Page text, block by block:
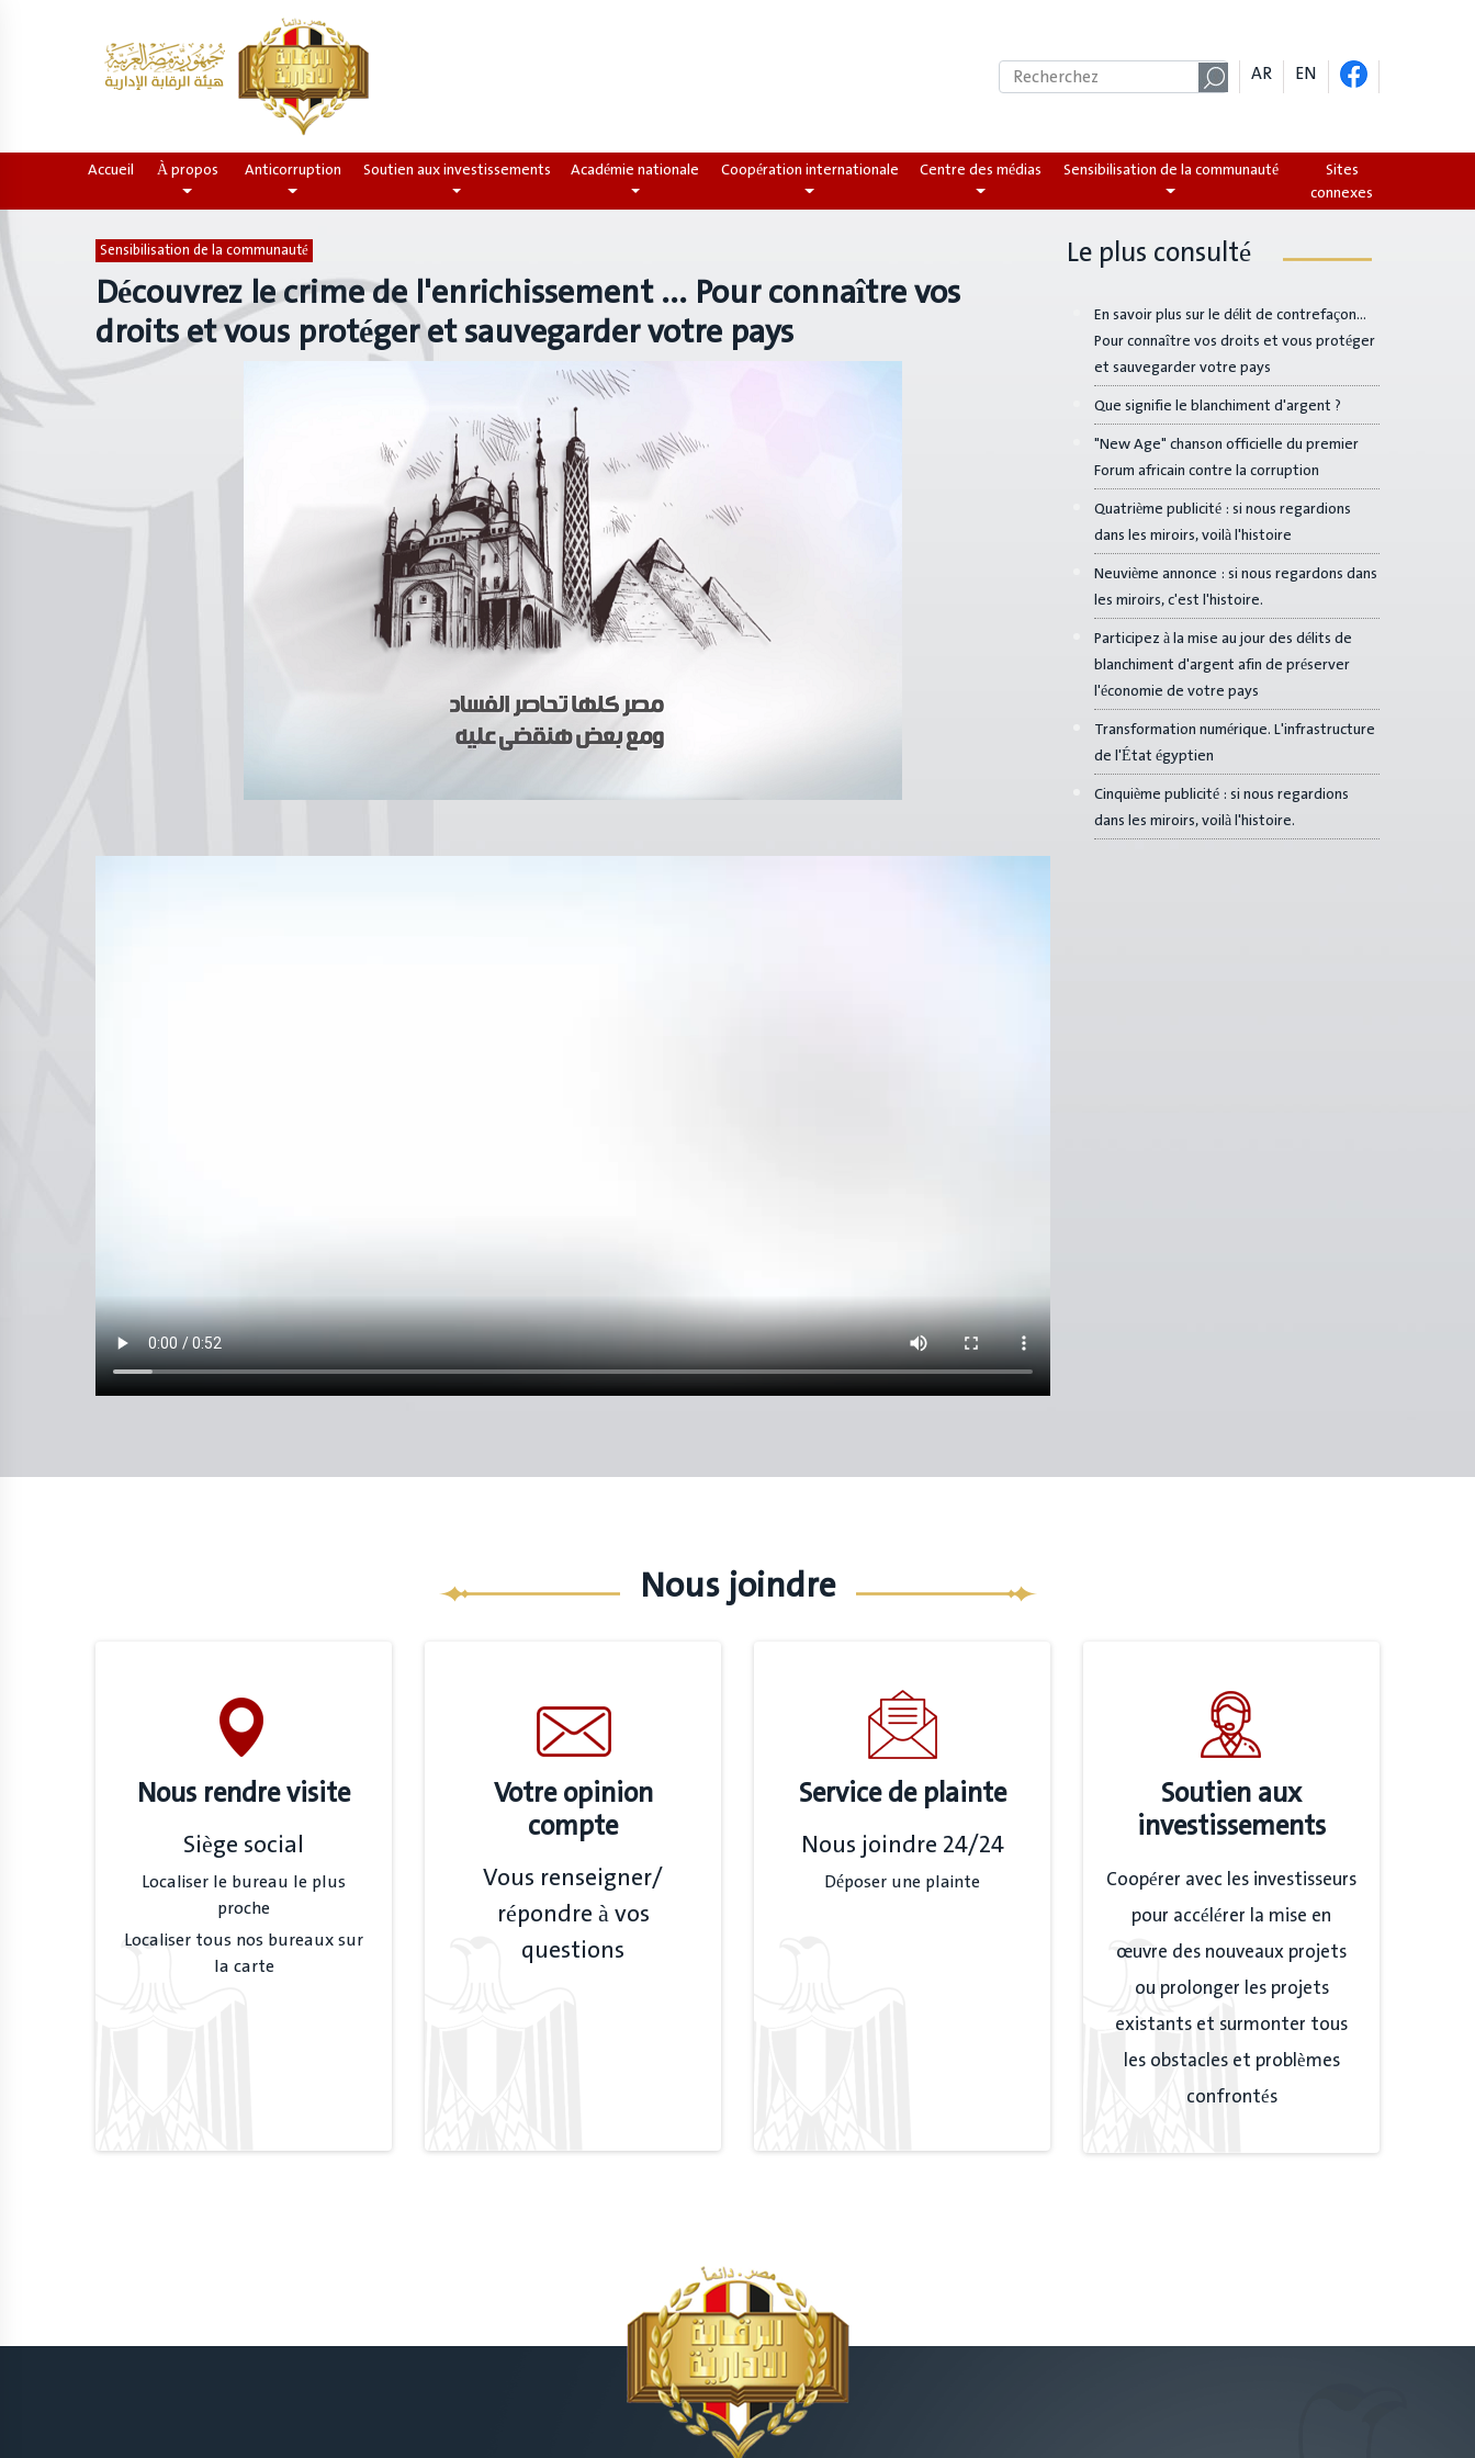
AR EN
Accueil (current)
À propos Anticorruption Soutien aux investissements Académie nationale Coopération internationale Centre des médias Sensibilisation de la communauté
Sites
connexes
Sensibilisation de la communauté
Découvrez le crime de l'enrichissement ... Pour connaître vos
droits et vous protéger et sauvegarder votre pays
Le plus consulté
En savoir plus sur le délit de contrefaçon...
Pour connaître vos droits et vous protéger
et sauvegarder votre pays
Que signifie le blanchiment d'argent ?
"New Age" chanson officielle du premier
Forum africain contre la corruption
Quatrième publicité : si nous regardions
dans les miroirs, voilà l'histoire
Neuvième annonce : si nous regardons dans
les miroirs, c'est l'histoire.
Participez à la mise au jour des délits de
blanchiment d'argent afin de préserver
l'économie de votre pays
Transformation numérique. L'infrastructure
de l'État égyptien
Cinquième publicité : si nous regardions
dans les miroirs, voilà l'histoire.
Nous joindre
Nous rendre visite
Siège social
Localiser le bureau le plus
proche
Localiser tous nos bureaux sur
la carte
Votre opinion
compte
Vous renseigner/
répondre à vos
questions
Service de plainte
Nous joindre 24/24
Déposer une plainte
Soutien aux
investissements
Coopérer avec les investisseurs
pour accélérer la mise en
œuvre des nouveaux projets
ou prolonger les projets
existants et surmonter tous
les obstacles et problèmes
confrontés